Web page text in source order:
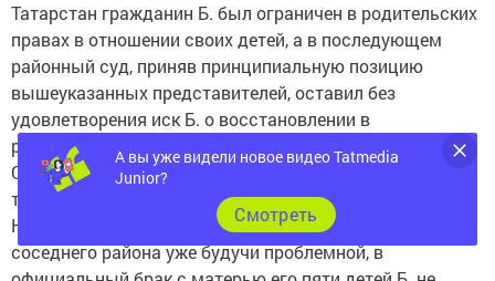
Татарстан гражданин Б. был ограничен в родительских
правах в отношении своих детей, а в последующем
районный суд, приняв принципиальную позицию
вышеуказанных представителей, оставил без
удовлетворения иск Б. о восстановлении в
родительских правах.
Ситуация в семье Б. действительно очень сложная и
требующая постороннего вмешательства: в
Новошешминский район данная семья переехала из
соседнего района уже будучи проблемной, в
А вы уже видели новое видео Tatmedia
Junior?
Cмотреть